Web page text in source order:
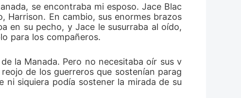
con los Silvermoon. Quiero a Jace
se encontraba mi esposo. Jace Blac
Harrison. En cambio, sus enormes brazos
en su pecho, y Jace le susurraba al oído,
para los compañeros.
la Manada. Pero no necesitaba oír sus v
de los guerreros que sostenían parag
siquiera podía sostener la mirada de su